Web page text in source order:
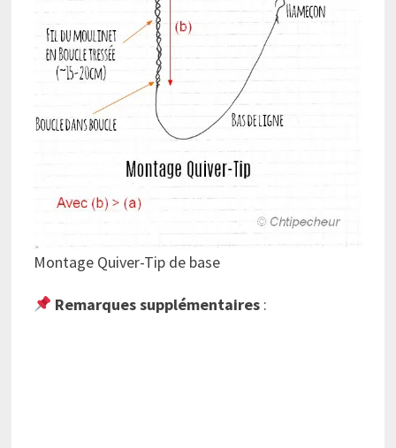
Montage Quiver-Tip de base
Remarques supplémentaires :